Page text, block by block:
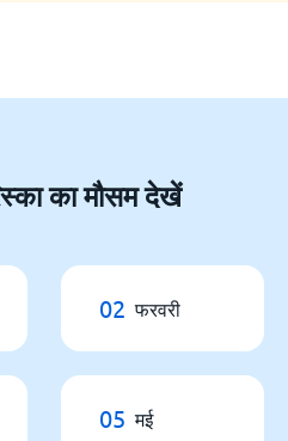
का मौसम देखें
02 फरवरी
05 मई